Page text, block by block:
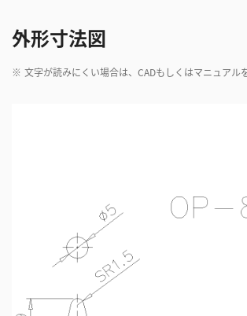
外形寸法図
※ 文字が読みにくい場合は、CADもしくはマニュアル